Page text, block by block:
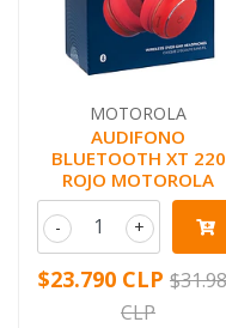
MOTOROLA
AUDIFONO
BLUETOOTH XT 220
ROJO MOTOROLA
+
-
$23.790 CLP
CLP